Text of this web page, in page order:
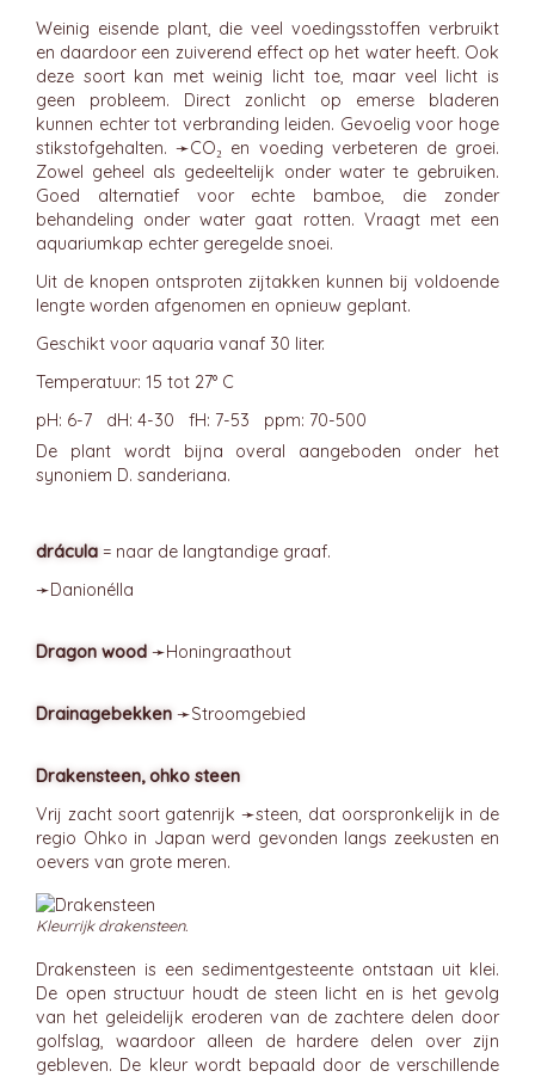
Weinig eisende plant, die veel voedingsstoffen verbruikt
en daardoor een zuiverend effect op het water heeft. Ook
deze soort kan met weinig licht toe, maar veel licht is
geen probleem. Direct zonlicht op emerse bladeren
kunnen echter tot verbranding leiden. Gevoelig voor hoge
stikstofgehalten. ➛CO₂ en voeding verbeteren de groei.
Zowel geheel als gedeeltelijk onder water te gebruiken.
Goed alternatief voor echte bamboe, die zonder
behandeling onder water gaat rotten. Vraagt met een
aquariumkap echter geregelde snoei.
Uit de knopen ontsproten zijtakken kunnen bij voldoende
lengte worden afgenomen en opnieuw geplant.
Geschikt voor aquaria vanaf 30 liter.
Temperatuur: 15 tot 27° C
pH: 6-7 dH: 4-30 fH: 7-53 ppm: 70-500
De plant wordt bijna overal aangeboden onder het
synoniem D. sanderiana.
drácula = naar de langtandige graaf.
➛Danionélla
Dragon wood ➛Honingraathout
Drainagebekken ➛Stroomgebied
Drakensteen, ohko steen
Vrij zacht soort gatenrijk ➛steen, dat oorspronkelijk in de
regio Ohko in Japan werd gevonden langs zeekusten en
oevers van grote meren.
Kleurrijk drakensteen.
Drakensteen is een sedimentgesteente ontstaan uit klei.
De open structuur houdt de steen licht en is het gevolg
van het geleidelijk eroderen van de zachtere delen door
golfslag, waardoor alleen de hardere delen over zijn
gebleven. De kleur wordt bepaald door de verschillende